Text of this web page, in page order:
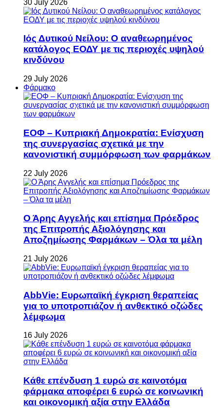
30 July 2026
Ιός Δυτικού Νείλου: Ο αναθεωρημένος
κατάλογος ΕΟΔΥ με τις περιοχές υψηλού
κινδύνου
29 July 2026
Φάρμακο
ΕΟΦ – Κυπριακή Δημοκρατία: Ενίσχυση
της συνεργασίας σχετικά με την
κανονιστική συμμόρφωση των φαρμάκων
22 July 2026
Ο Άρης Αγγελής και επίσημα Πρόεδρος
της Επιτροπής Αξιολόγησης και
Αποζημίωσης Φαρμάκων – Όλα τα μέλη
21 July 2026
AbbVie: Ευρωπαϊκή έγκριση θεραπείας
για το υποτροπιάζον ή ανθεκτικό οζώδες
λέμφωμα
16 July 2026
Κάθε επένδυση 1 ευρώ σε καινοτόμα
φάρμακα αποφέρει 6 ευρώ σε κοινωνική
και οικονομική αξία στην Ελλάδα